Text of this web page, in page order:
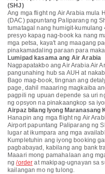
(SHJ)
Ang mga flight ng Air Arabia mula
(DAC) papuntang Paliparang ng
tumatagal nang humigit-
presyo kapag nag-book ka nang
mga petsa, kaya't ang maagang
pinakamadaling paraan para
Lumipad kasama ang Air Arabia
Nagpapatakbo ang Air Arabia Air
pangunahing hub sa AUH at
Bago mag-book, tingnan ang
page, dahil maaaring magkaiba
pagpili ng upuan depende sa uri
ng opsyon na pinakaangkop sa
Airpaz bilang Iyong Maranasang
Hanapin ang mga flight ng Air
Airport papuntang Paliparang ng
lugar at ikumpara ang mga
Kumpletuhin ang iyong booking
pagbabayad, kabilang ang bank
Maaari mong pamahalaan ang
ng/order at makipag-ugnayan sa
kailangan mo ng tulong.